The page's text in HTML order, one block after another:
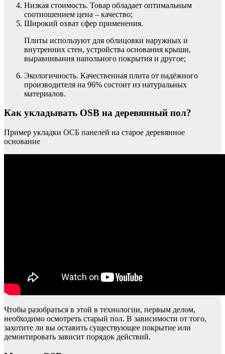
Низкая стоимость. Товар обладает оптимальным
соотношением цена – качество;
Широкий охват сфер применения.
Плиты используют для облицовки наружных и
внутренних стен, устройства основания крыши,
выравнивания напольного покрытия и другое;
Экологичность. Качественная плита от надёжного
производителя на 96% состоит из натуральных
материалов.
Как укладывать OSB на деревянный пол?
Пример укладки ОСБ панелей на старое деревянное
основание
Чтобы разобраться в этой в технологии, первым делом,
необходимо осмотреть старый пол. В зависимости от того,
захотите ли вы оставить существующее покрытие или
демонтировать зависит порядок действий.